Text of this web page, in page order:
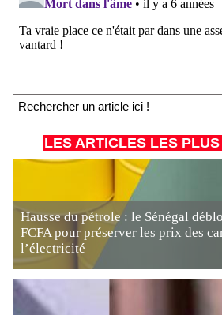
LES ARTICLES LES
Hausse du pétrole : le Sénégal
FCFA pour préserver les prix des
l’électricité